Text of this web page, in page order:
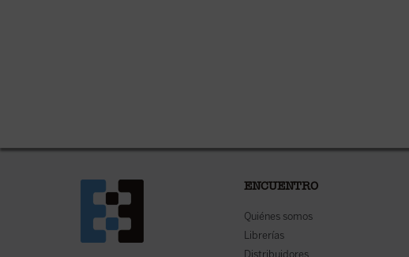
ENCUENTRO
Quiénes somos
Librerías
Distribuidores